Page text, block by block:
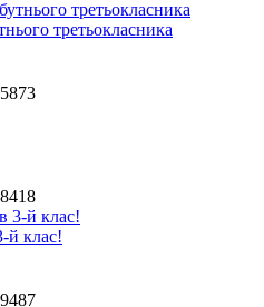
третьокласника
й клас!